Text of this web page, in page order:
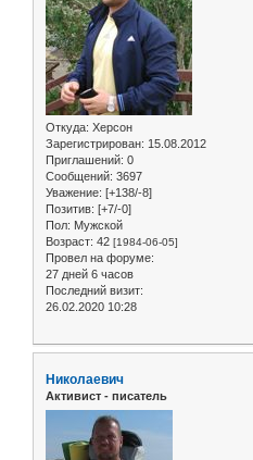
Откуда: Херсон
Зарегистрирован: 15.08.2012
Приглашений: 0
Сообщений: 3697
Уважение: [+138/-8]
Позитив: [+7/-0]
Пол: Мужской
Возраст: 42 [1984-06-05]
Провел на форуме:
27 дней 6 часов
Последний визит:
26.02.2020 10:28
Николаевич
Активист - писатель